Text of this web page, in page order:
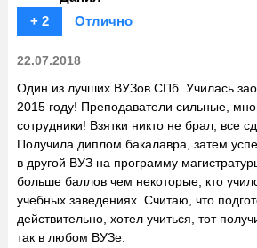
+ 2
Отлично
22.07.2018
Один из лучших ВУЗов СПб. Училась
2015 году! Преподаватели сильные,
сотрудники! Взятки никто не брал, все
Получила диплом бакалавра, затем
в другой ВУЗ на программу
больше баллов чем некоторые, кто
учебных заведениях. Считаю, что
действительно, хотел учиться, тот
так в любом ВУЗе.